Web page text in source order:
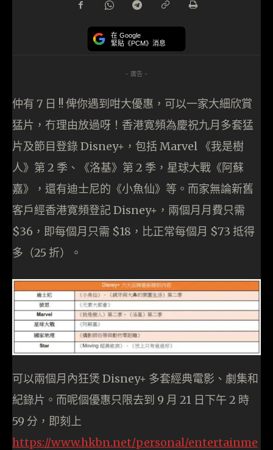
在 Google
緊貼《PCM》消息
- 廣告 -
仲有 7 日 !! 俾你遇到咁大優惠，可以一家大細欣賞
猛片，冇理由放過呀！香港寛頻為慶祝九月多套猛
片及節目登錄 Disney+，包括 Marvel 《我是樹
人》第 2 季、《洛基》第 2 季，星球大戰《阿蘇
嘉》，還有迪士尼的《小魚仙》等。而家無論新舊
客戶經香港寛頻登記 Disney+，兩個月月費只需
$36，即每個月只需 $18，比正常每個月 $73 抵得
多（25 折）。
可以兩個月內狂煲 Disney+ 多套經典電影、劇集和
紀錄片。而呢個優惠只限去到 9 月 21 日下午 2 時
59 分，即刻上
https://www.hkbn.net/personal/entertainme